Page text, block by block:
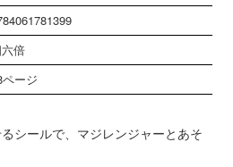
倍
ページ
ールで、マジレンジャーとあそ